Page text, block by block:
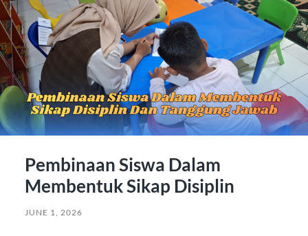
Pembinaan Siswa Dalam
Membentuk Sikap Disiplin
JUNE 1, 2026